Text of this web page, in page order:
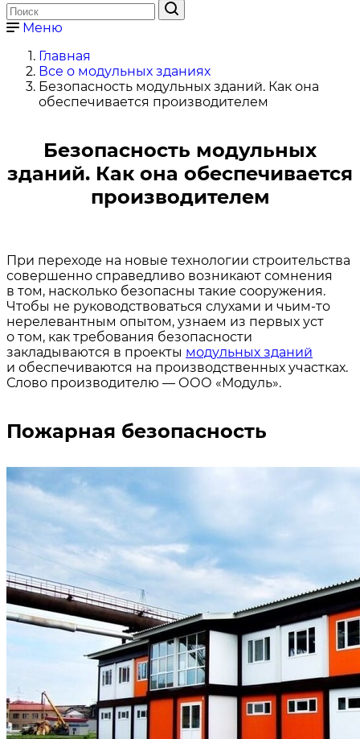
Меню
Главная
Все о модульных зданиях
Безопасность модульных зданий. Как она
обеспечивается производителем
Безопасность модульных
зданий. Как она обеспечивается
производителем
При переходе на новые технологии строительства
совершенно справедливо возникают сомнения
в том, насколько безопасны такие сооружения.
Чтобы не руководствоваться слухами и чьим-то
нерелевантным опытом, узнаем из первых уст
о том, как требования безопасности
закладываются в проекты модульных зданий
и обеспечиваются на производственных участках.
Слово производителю — ООО «Модуль».
Пожарная безопасность